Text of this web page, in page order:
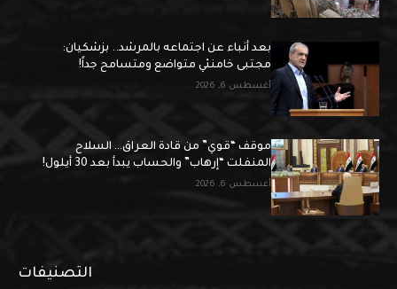
بعد أنباء عن اجتماعه بالمرشد.. بزشكيان:
مجتبى خامنئي متواضع ومتسامح جداً!
أغسطس 6, 2026
موقف “قوي” من قادة العراق… السلاح
المنفلت “إرهاب” والحساب يبدأ بعد 30 أيلول!
أغسطس 6, 2026
التصنيفات